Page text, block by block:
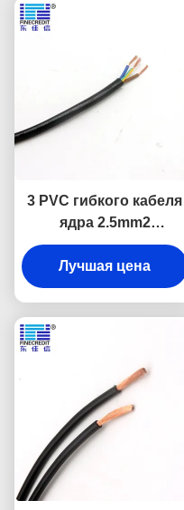
3 PVC гибкого кабеля
ядра 2.5mm2
промышленный
изолированный для
домочадца
Лучшая цена